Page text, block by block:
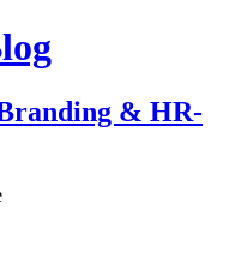
& HR-